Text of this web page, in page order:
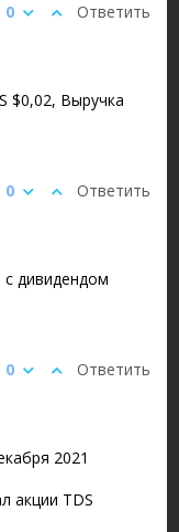
Ответить
0
$0,02, Выручка
Ответить
0
с дивидендом
Ответить
0
2021
акции TDS